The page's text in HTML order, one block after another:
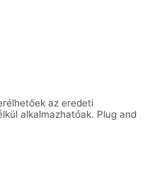
az eredeti
alkalmazhatóak. Plug and